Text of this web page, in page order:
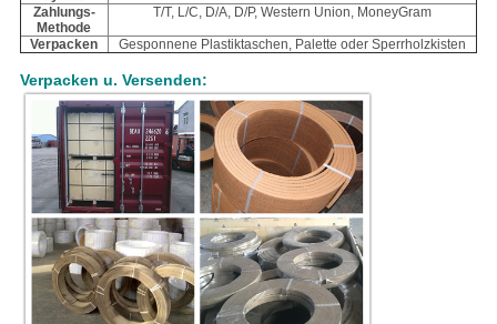
Zahlungs-
Methode
T/T, L/C, D/A, D/P, Western Union, MoneyGram
Verpacken Gesponnene Plastiktaschen, Palette oder Sperrholzkisten
Verpacken u. Versenden: